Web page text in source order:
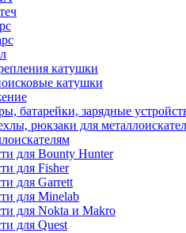
катушки
катушки
батарейки, зарядные
рюкзаки для
для Bounty Hunter
для Fisher
для Garrett
для Minelab
для Nokta и Makro
для Quest